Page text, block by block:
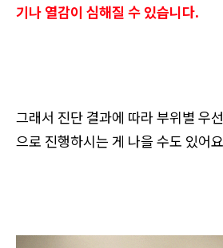
기나 열감이 심해질 수 있습니다.
그래서 진단 결과에 따라 부위별 우
으로 진행하시는 게 나을 수도 있어